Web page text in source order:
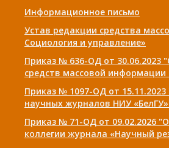
Информационное письмо
Устав редакции средства
Социология и управление»
Приказ № 636-ОД от 30.06.2023
средств массовой
Приказ № 1097-ОД от
научных журналов НИУ
Приказ № 71-ОД от 09.02.2026
коллегии журнала «Научный